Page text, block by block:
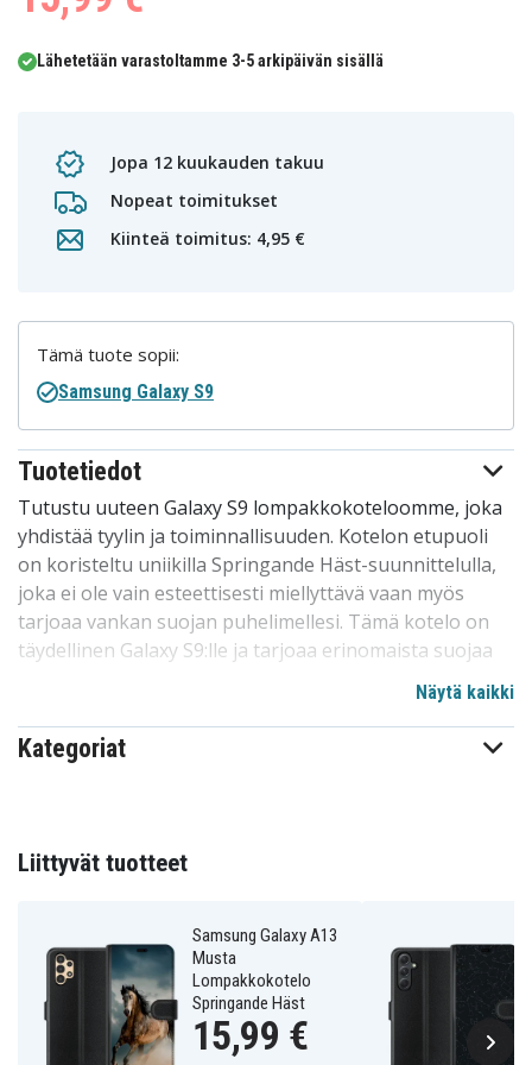
Lähetetään varastoltamme 3-5 arkipäivän sisällä
Jopa 12 kuukauden takuu
Nopeat toimitukset
Kiinteä toimitus: 4,95 €
Tuotetiedot
Tutustu uuteen Galaxy S9 lompakkokoteloomme, joka
yhdistää tyylin ja toiminnallisuuden. Kotelon etupuoli
on koristeltu uniikilla Springande Häst-suunnittelulla,
joka ei ole vain esteettisesti miellyttävä vaan myös
tarjoaa vankan suojan puhelimellesi. Tämä kotelo on
täydellinen Galaxy S9:lle ja tarjoaa erinomaista suojaa
samalla kun se pitää korttisi ja käteisesi järjestyksessä.
Kotelon voi sulkea turvallisesti magneettilukolla, ja sen
samettinen sisäpuoli sisältää korttitaskut. Musta
kuoressa. Tämä kaksi-yhdessä-ratkaisu yhdistää
lompakon ja puhelinkuoren, mikä tekee arvoesineiden
S9:lle, erityisesti suunnitellulla kameran aukolla.
Tuotetiedot:
-Erityisesti suunniteltu Galaxy S9 lompakkokoteloksi.
Näytä kaikki
Kategoriat
Tämä tuote sopii:
Samsung Galaxy S9
Liittyvät tuotteet
Samsung Galaxy A13
Musta
Lompakkokotelo
Springande Häst
15,99 €